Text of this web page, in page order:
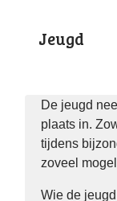
Jeugd
De jeugd
plaats in.
tijdens
zoveel
Wie de